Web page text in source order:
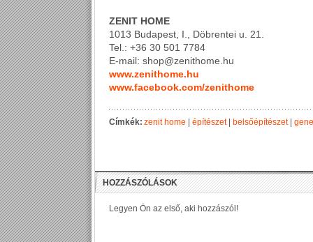
ZENIT HOME
1013 Budapest, I., Döbrentei u. 21.
Tel.: +36 30 501 7784
E-mail: shop@zenithome.hu
www.zenithome.hu
www.facebook.com/zenithome
Címkék:zenit home építészet| belsőépítészet|